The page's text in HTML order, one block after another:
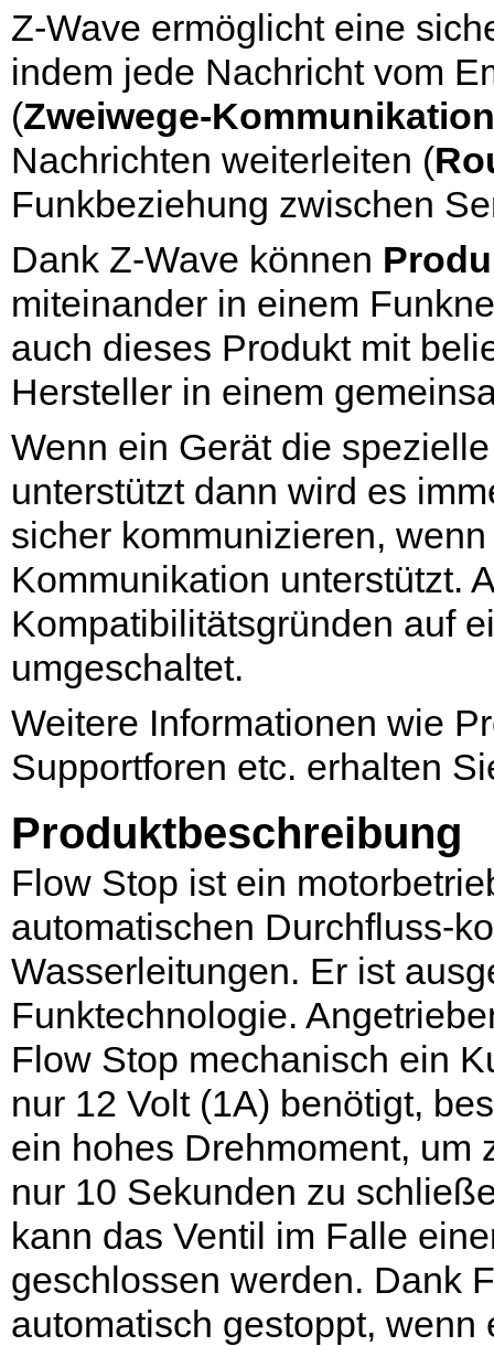
Z-Wave ermöglicht eine
indem jede Nachricht vom
(Zweiwege-Kommunikation
Nachrichten weiterleiten (
Funkbeziehung zwischen
Dank Z-Wave können
miteinander in einem
auch dieses Produkt mit
Hersteller in einem
Wenn ein Gerät die
unterstützt dann wird es
sicher kommunizieren,
Kommunikation unterstützt.
Kompatibilitätsgründen auf
umgeschaltet.
Weitere Informationen wie
Supportforen etc. erhalten
Produktbeschreibung
Flow Stop ist ein
automatischen Durchfluss-
Wasserleitungen. Er ist
Funktechnologie.
Flow Stop mechanisch ein
nur 12 Volt (1A) benötigt,
ein hohes Drehmoment, um
nur 10 Sekunden zu
kann das Ventil im Falle
geschlossen werden. Dank
automatisch gestoppt,